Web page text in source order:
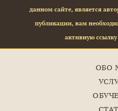
данном сайте, является
публикации, вам
активную
ОБО